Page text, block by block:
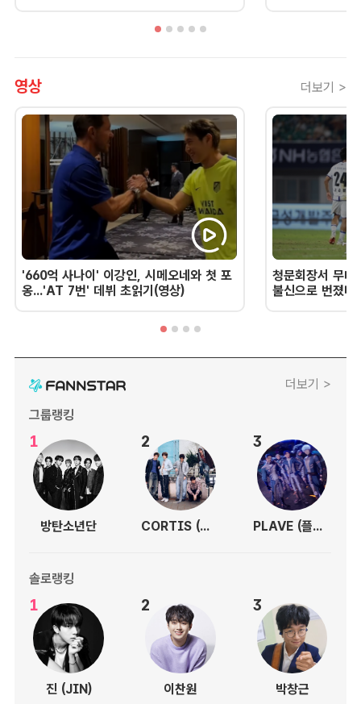
영상 더보기 >
'660억 사나이' 이강인, 시메오네와 첫 포
옹...'AT 7번' 데뷔 초읽기(영상)
청문회장서 무너
불신으로 번졌
더보기 >
그룹랭킹
1
방탄소년단
2
CORTIS (코르티스)
3
PLAVE (플레이브)
솔로랭킹
1
진 (JIN)
2
이찬원
3
박창근